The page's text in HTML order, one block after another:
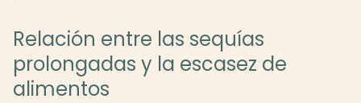
Relación entre las sequías
prolongadas y la escasez de
alimentos